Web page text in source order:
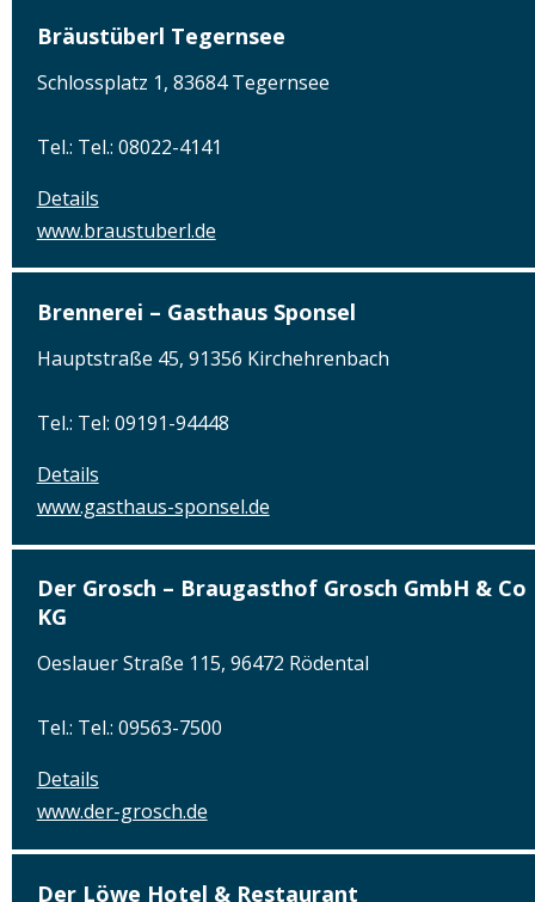
Bräustüberl Tegernsee
Schlossplatz 1, 83684 Tegernsee
Tel.: Tel.: 08022-4141
Details
www.braustuberl.de
Brennerei – Gasthaus Sponsel
Hauptstraße 45, 91356 Kirchehrenbach
Tel.: Tel: 09191-94448
Details
www.gasthaus-sponsel.de
Der Grosch – Braugasthof Grosch GmbH & Co
KG
Oeslauer Straße 115, 96472 Rödental
Tel.: Tel.: 09563-7500
Details
www.der-grosch.de
Der Löwe Hotel & Restaurant